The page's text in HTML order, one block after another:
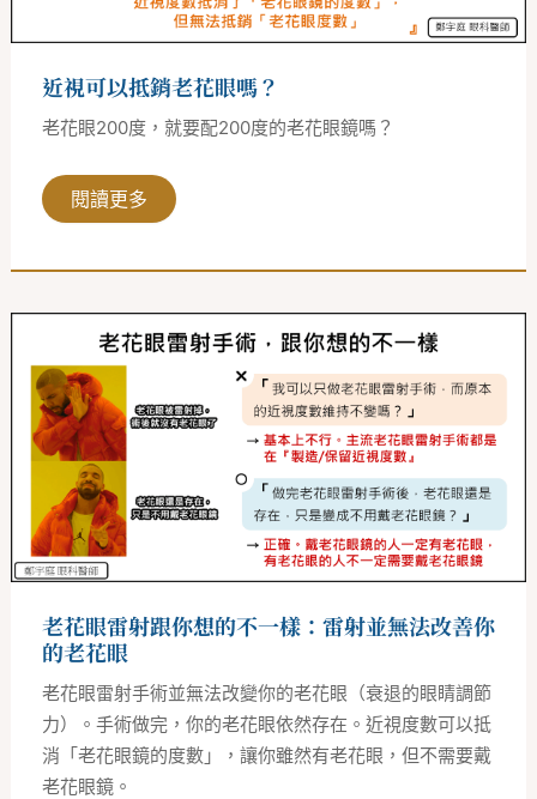
近視可以抵銷老花眼嗎？
老花眼200度，就要配200度的老花眼鏡嗎？
閱讀更多
老花眼雷射跟你想的不一樣：雷射並無法改善你
的老花眼
老花眼雷射手術並無法改變你的老花眼（衰退的眼睛調節
力）。手術做完，你的老花眼依然存在。近視度數可以抵
消「老花眼鏡的度數」，讓你雖然有老花眼，但不需要戴
老花眼鏡。
老
眼
雷
射
跟
你
想
的
不
一
樣：
雷
射
並
法
改
善
你
的
老
花
眼